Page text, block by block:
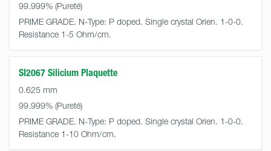
99.999%
PRIME GRADE. N-Type: P doped. Single crystal Orien. 1-0-0.
Resistance 1-5 Ohm/cm.
SI2067 Silicium Plaquette
0.625 mm
99.999%
PRIME GRADE. N-Type: P doped. Single crystal Orien. 1-0-0.
Resistance 1-10 Ohm/cm.